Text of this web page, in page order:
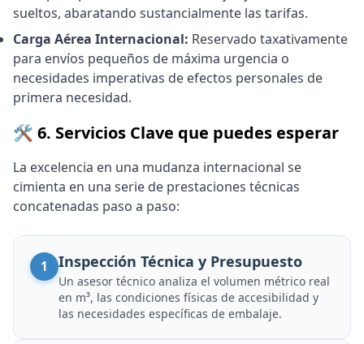
sueltos, abaratando sustancialmente las tarifas.
Carga Aérea Internacional: Reservado taxativamente
para envíos pequeños de máxima urgencia o
necesidades imperativas de efectos personales de
primera necesidad.
🛠️ 6. Servicios Clave que puedes esperar
La excelencia en una mudanza internacional se
cimienta en una serie de prestaciones técnicas
concatenadas paso a paso:
1 Inspección Técnica y Presupuesto
Un asesor técnico analiza el volumen métrico real
en m³, las condiciones físicas de accesibilidad y
las necesidades específicas de embalaje.